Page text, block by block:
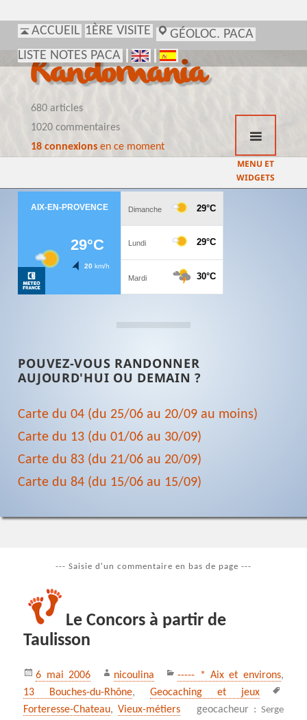
ACCUEIL 1ÈRE VISITE
GÉOLOC. PACA
LISTE NOTES PACA
Randomania
680 articles
1020 commentaires
18 connexionsen ce moment
MENU ET
WIDGETS
POUVEZ-VOUS RANDONNER
AUJOURD'HUI OU DEMAIN ?
Carte du 04 (du 25/06 au 20/09 au moins)
Carte du 13 (du 01/06 au 30/09)
Carte du 83 (du 21/06 au 20/09)
Carte du 84 (du 15/06 au 15/09)
--- Saisie d'un commentaire en bas de page ---
Le Concors à partir de
Taulisson
Publié
le
6 mai 2006 Auteur
nicoulina Catégories
----- * Aix et environs,
13 Bouches-du-Rhône,Geocaching et jeux
Forteresse-Chateau,Vieux-métiers geocacheur : Serge